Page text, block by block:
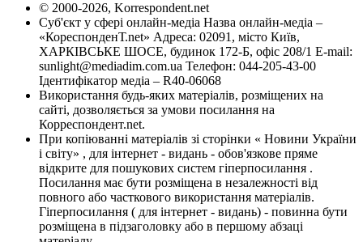
© 2000-2026, Korrespondent.net
Суб'єкт у сфері онлайн-медіа Назва онлайн-медіа –
«КореспонденТ.net» Адреса: 02091, місто Київ,
ХАРКІВСЬКЕ ШОСЕ, будинок 172-Б, офіс 208/1 E-mail:
sunlight@mediadim.com.ua Телефон: 044-205-43-00
Ідентифікатор медіа – R40-06068
Використання будь-яких матеріалів, розміщених на
сайті, дозволяється за умови посилання на
Корреспондент.net.
При копіюванні матеріалів зі сторінки « Новини України
і світу» , для інтернет - видань - обов'язкове пряме
відкрите для пошукових систем гіперпосилання .
Посилання має бути розміщена в незалежності від
повного або часткового використання матеріалів.
Гіперпосилання ( для інтернет - видань) - повинна бути
розміщена в підзаголовку або в першому абзаці